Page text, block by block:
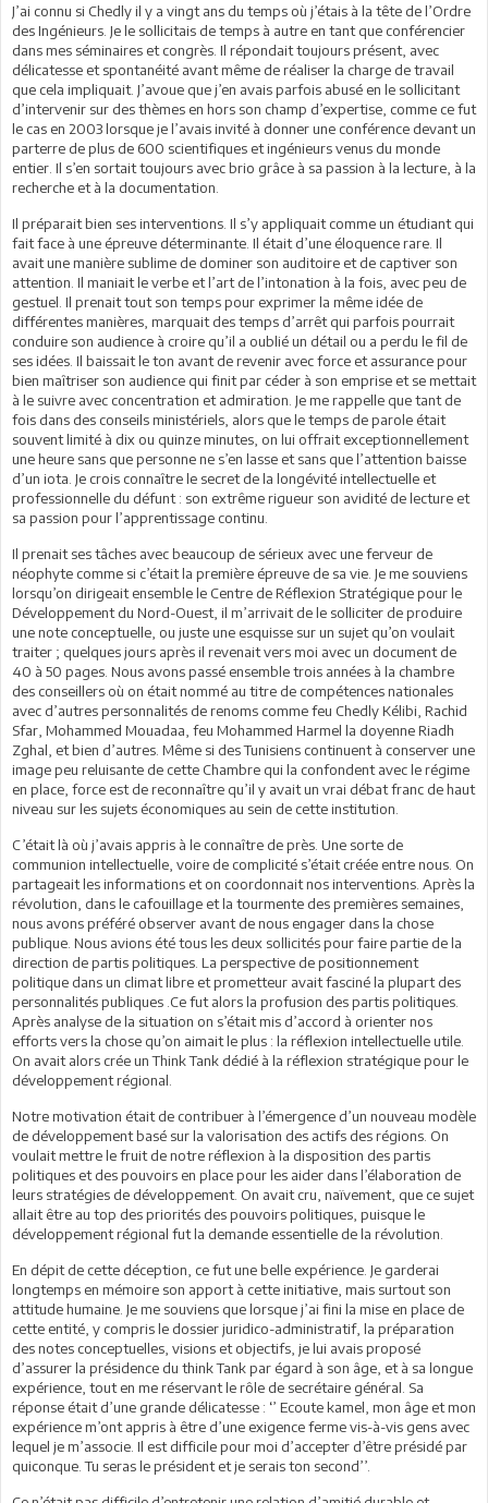
J’ai connu si Chedly il y a vingt ans du temps où j’étais à la tête de l’Ordre
des Ingénieurs. Je le sollicitais de temps à autre en tant que conférencier
dans mes séminaires et congrès. Il répondait toujours présent, avec
délicatesse et spontanéité avant même de réaliser la charge de travail
que cela impliquait. J’avoue que j’en avais parfois abusé en le sollicitant
d’intervenir sur des thèmes en hors son champ d’expertise, comme ce fut
le cas en 2003 lorsque je l’avais invité à donner une conférence devant un
parterre de plus de 600 scientifiques et ingénieurs venus du monde
entier. Il s’en sortait toujours avec brio grâce à sa passion à la lecture, à la
recherche et à la documentation.
Il préparait bien ses interventions. Il s’y appliquait comme un étudiant qui
fait face à une épreuve déterminante. Il était d’une éloquence rare. Il
avait une manière sublime de dominer son auditoire et de captiver son
attention. Il maniait le verbe et l’art de l’intonation à la fois, avec peu de
gestuel. Il prenait tout son temps pour exprimer la même idée de
différentes manières, marquait des temps d’arrêt qui parfois pourrait
conduire son audience à croire qu’il a oublié un détail ou a perdu le fil de
ses idées. Il baissait le ton avant de revenir avec force et assurance pour
bien maîtriser son audience qui finit par céder à son emprise et se mettait
à le suivre avec concentration et admiration. Je me rappelle que tant de
fois dans des conseils ministériels, alors que le temps de parole était
souvent limité à dix ou quinze minutes, on lui offrait exceptionnellement
une heure sans que personne ne s’en lasse et sans que l’attention baisse
d’un iota. Je crois connaître le secret de la longévité intellectuelle et
professionnelle du défunt : son extrême rigueur son avidité de lecture et
sa passion pour l’apprentissage continu.
Il prenait ses tâches avec beaucoup de sérieux avec une ferveur de
néophyte comme si c’était la première épreuve de sa vie. Je me souviens
lorsqu’on dirigeait ensemble le Centre de Réflexion Stratégique pour le
Développement du Nord-Ouest, il m’arrivait de le solliciter de produire
une note conceptuelle, ou juste une esquisse sur un sujet qu’on voulait
traiter ; quelques jours après il revenait vers moi avec un document de
40 à 50 pages. Nous avons passé ensemble trois années à la chambre
des conseillers où on était nommé au titre de compétences nationales
avec d’autres personnalités de renoms comme feu Chedly Kélibi, Rachid
Sfar, Mohammed Mouadaa, feu Mohammed Harmel la doyenne Riadh
Zghal, et bien d’autres. Même si des Tunisiens continuent à conserver une
image peu reluisante de cette Chambre qui la confondent avec le régime
en place, force est de reconnaître qu’il y avait un vrai débat franc de haut
niveau sur les sujets économiques au sein de cette institution.
C’était là où j’avais appris à le connaître de près. Une sorte de
communion intellectuelle, voire de complicité s’était créée entre nous. On
partageait les informations et on coordonnait nos interventions. Après la
révolution, dans le cafouillage et la tourmente des premières semaines,
nous avons préféré observer avant de nous engager dans la chose
publique. Nous avions été tous les deux sollicités pour faire partie de la
direction de partis politiques. La perspective de positionnement
politique dans un climat libre et prometteur avait fasciné la plupart des
personnalités publiques .Ce fut alors la profusion des partis politiques.
Après analyse de la situation on s’était mis d’accord à orienter nos
efforts vers la chose qu’on aimait le plus : la réflexion intellectuelle utile.
On avait alors crée un Think Tank dédié à la réflexion stratégique pour le
développement régional.
Notre motivation était de contribuer à l’émergence d’un nouveau modèle
de développement basé sur la valorisation des actifs des régions. On
voulait mettre le fruit de notre réflexion à la disposition des partis
politiques et des pouvoirs en place pour les aider dans l’élaboration de
leurs stratégies de développement. On avait cru, naïvement, que ce sujet
allait être au top des priorités des pouvoirs politiques, puisque le
développement régional fut la demande essentielle de la révolution.
En dépit de cette déception, ce fut une belle expérience. Je garderai
longtemps en mémoire son apport à cette initiative, mais surtout son
attitude humaine. Je me souviens que lorsque j’ai fini la mise en place de
cette entité, y compris le dossier juridico-administratif, la préparation
des notes conceptuelles, visions et objectifs, je lui avais proposé
d’assurer la présidence du think Tank par égard à son âge, et à sa longue
expérience, tout en me réservant le rôle de secrétaire général. Sa
réponse était d’une grande délicatesse : ‘’ Ecoute kamel, mon âge et mon
expérience m’ont appris à être d’une exigence ferme vis-à-vis gens avec
lequel je m’associe. Il est difficile pour moi d’accepter d’être présidé par
quiconque. Tu seras le président et je serais ton second’’.